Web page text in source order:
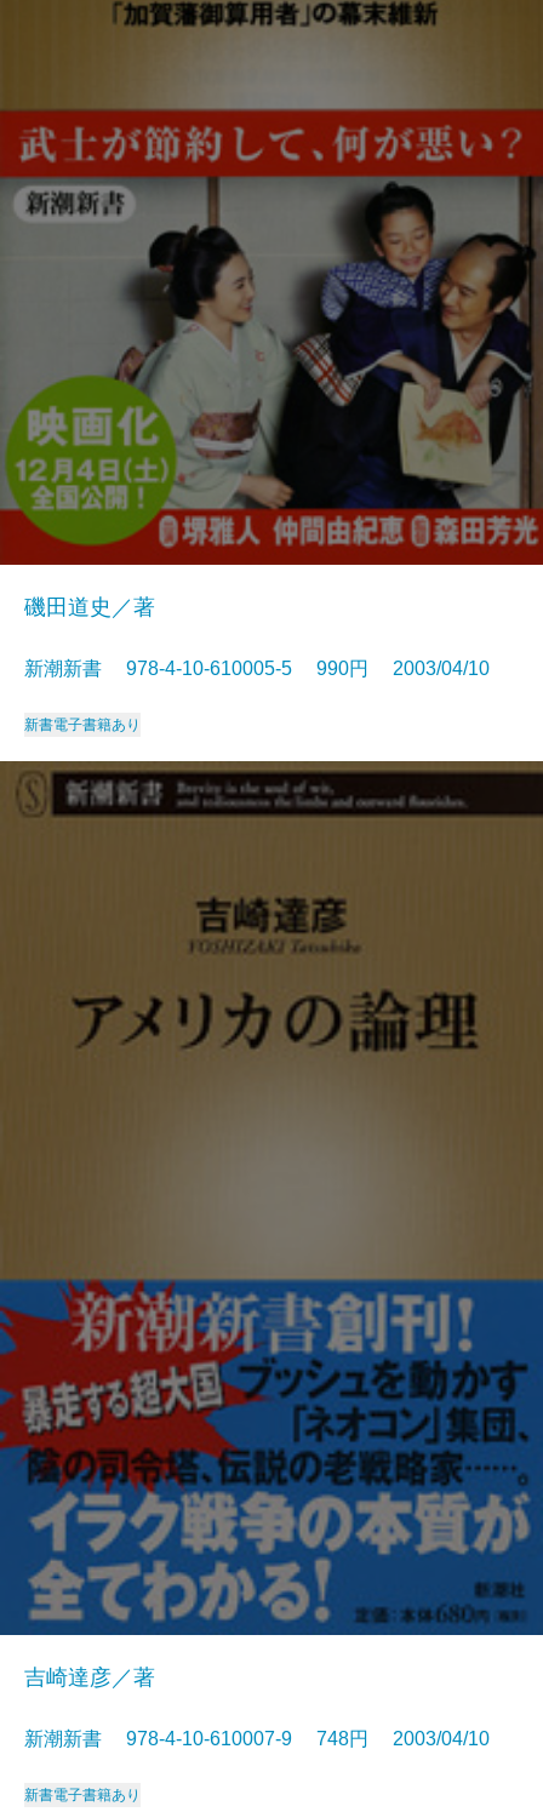
磯田道史／著
新潮新書 978-4-10-610005-5 990円 2003/04/10
新書電子書籍あり
吉崎達彦／著
新潮新書 978-4-10-610007-9 748円 2003/04/10
新書電子書籍あり